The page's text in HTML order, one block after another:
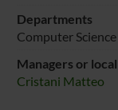
Departments
Computer Science
Managers or
Cristani Matteo